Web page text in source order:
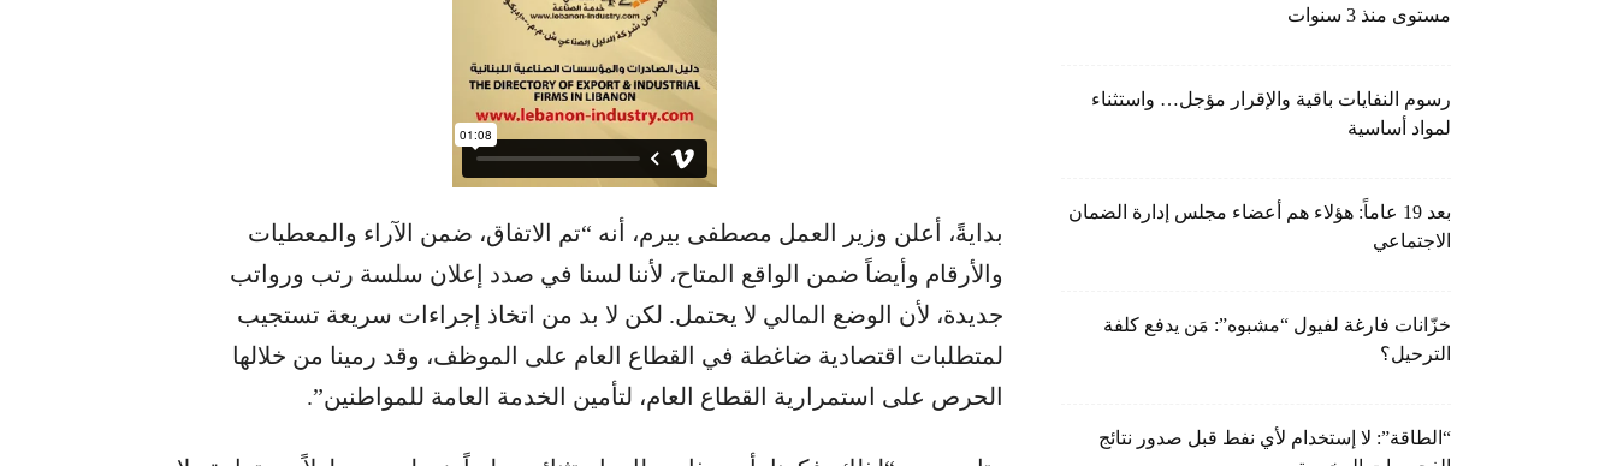
بدايةً، أعلن وزير العمل مصطفى بيرم، أنه “تم الاتفاق، ضمن الآراء والمعطيات
والأرقام وأيضاً ضمن الواقع المتاح، لأننا لسنا في صدد إعلان سلسة رتب ورواتب
جديدة، لأن الوضع المالي لا يحتمل. لكن لا بد من اتخاذ إجراءات سريعة تستجيب
لمتطلبات اقتصادية ضاغطة في القطاع العام على الموظف، وقد رمينا من خلالها
الحرص على استمرارية القطاع العام، لتأمين الخدمة العامة للمواطنين”.
مستوى منذ 3 سنوات
رسوم النفايات باقية والإقرار مؤجل… واستثناء
لمواد أساسية
بعد 19 عاماً: هؤلاء هم أعضاء مجلس إدارة الضمان
الاجتماعي
خزّانات فارغة لفيول “مشبوه”: مَن يدفع كلفة
الترحيل؟
“الطاقة”: لا إستخدام لأي نفط قبل صدور نتائج